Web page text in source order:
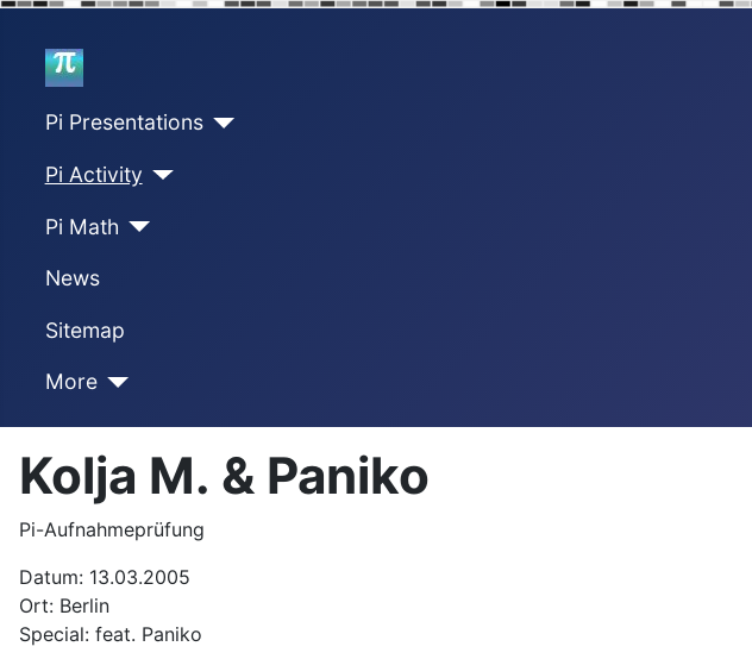
Home
Pi Presentations
Pi Activity
Pi Math
News
Sitemap
More
Kolja M. & Paniko
Pi-Aufnahmeprüfung
Datum: 13.03.2005
Ort: Berlin
Special: feat. Paniko